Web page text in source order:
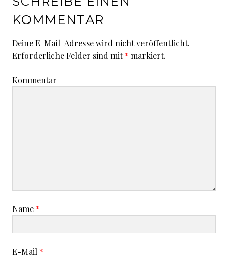
KOMMENTAR
Deine E-Mail-Adresse wird nicht veröffentlicht.
Erforderliche Felder sind mit* markiert.
Kommentar
Name *
E-Mail *